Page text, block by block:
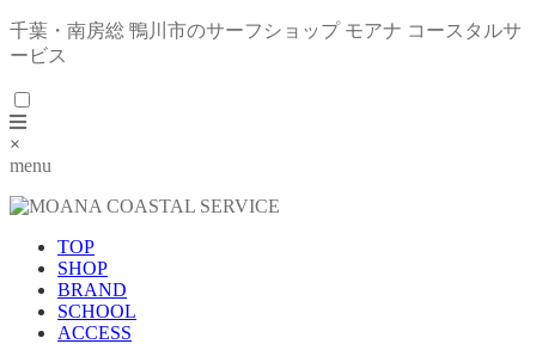
千葉・南房総 鴨川市のサーフショップ モアナ コースタルサ
ービス
×
menu
TOP
SHOP
BRAND
SCHOOL
ACCESS